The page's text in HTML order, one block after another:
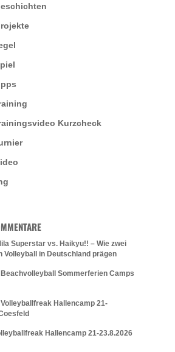
Kurzcheck
Superstar vs. Haikyu!! – Wie zwei
Volleyball in Deutschland prägen
Beachvolleyball Sommerferien Camps
Volleyballfreak Hallencamp 21-
Hallencamp 21-23.8.2026